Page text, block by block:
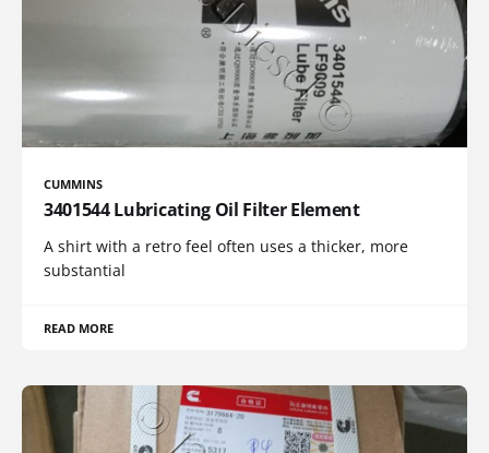
CUMMINS
3401544 Lubricating Oil Filter Element
A shirt with a retro feel often uses a thicker, more
substantial
READ MORE